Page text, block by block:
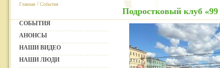
Главная /События
Подростковый клуб
СОБЫТИЯ
АНОНСЫ
НАШИ ВИДЕО
НАШИ ЛЮДИ